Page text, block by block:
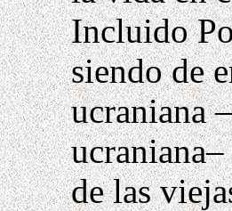
Incluido
siendo de
ucraniana
de las